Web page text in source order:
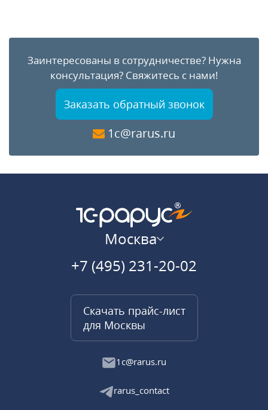
Заинтересованы в сотрудничестве?Нужна
консультация? Свяжитесь с нами!
Заказать обратный звонок
1c@rarus.ru
Москва
+7 (495) 231-20-02
Скачать прайс-лист
для Москвы
1c@rarus.ru
rarus_contact